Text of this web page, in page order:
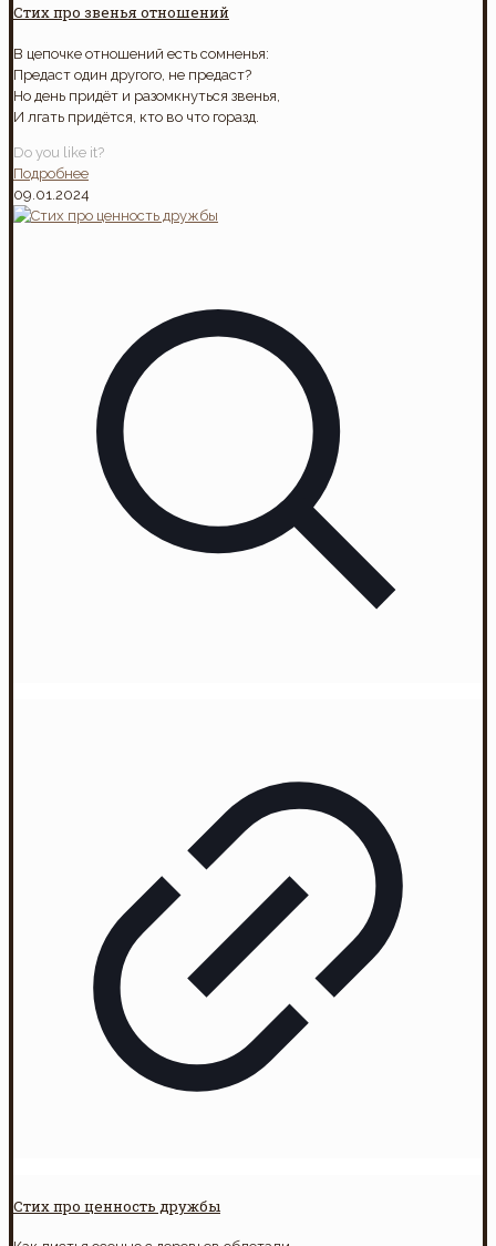
Стих про звенья отношений
В цепочке отношений есть сомненья:
Предаст один другого, не предаст?
Но день придёт и разомкнуться звенья,
И лгать придётся, кто во что горазд.
Do you like it?
Подробнее
09.01.2024
Стих про ценность дружбы